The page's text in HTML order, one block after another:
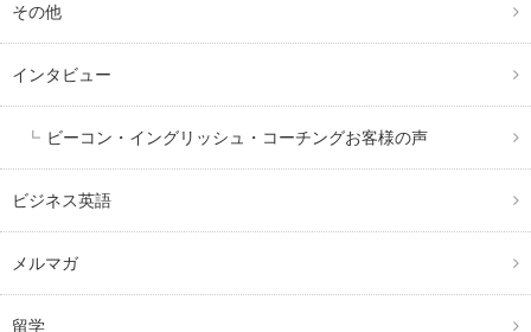
その他
インタビュー
ビーコン・イングリッシュ・コーチングお客様の声
ビジネス英語
メルマガ
留学